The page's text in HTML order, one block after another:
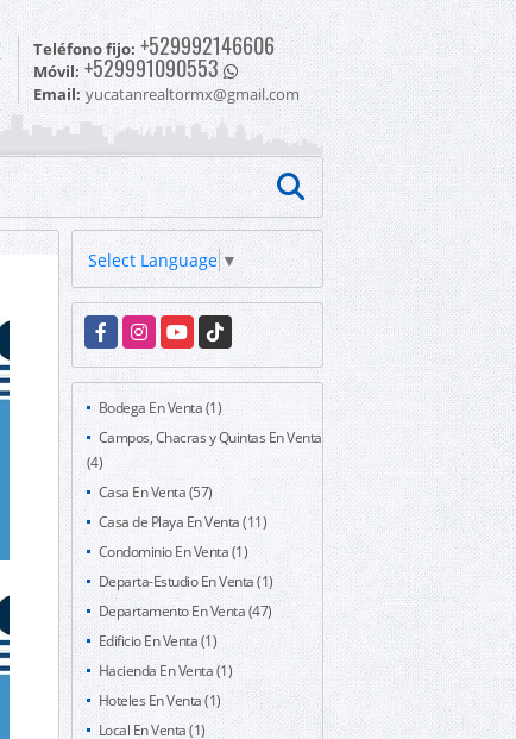
Teléfono fijo: +529992146606
Móvil: +529991090553
Email: yucatanrealtormx@gmail.com
Select Language ▼
FacebookInstagramYouTubeTikTok
Bodega En Venta (1)
Campos, Chacras y Quintas En Venta
(4)
Casa En Venta (57)
Casa de Playa En Venta (11)
Condominio En Venta (1)
Departa-Estudio En Venta (1)
Departamento En Venta (47)
Edificio En Venta (1)
Hacienda En Venta (1)
Hoteles En Venta (1)
Local En Venta (1)